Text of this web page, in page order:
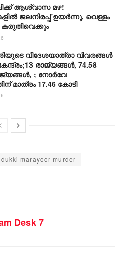
ആശ്വാസ മഴ!
ജലനിരപ്പ് ഉയർന്നു, വെള്ളം
കരുതിവെക്കും
വിദേശയാത്രാ വിവരങ്ങൾ
രാജ്യങ്ങൾ, 74.58
; നോർവേ
മാത്രം 17.46 കോടി
marayoor murder
Desk 7